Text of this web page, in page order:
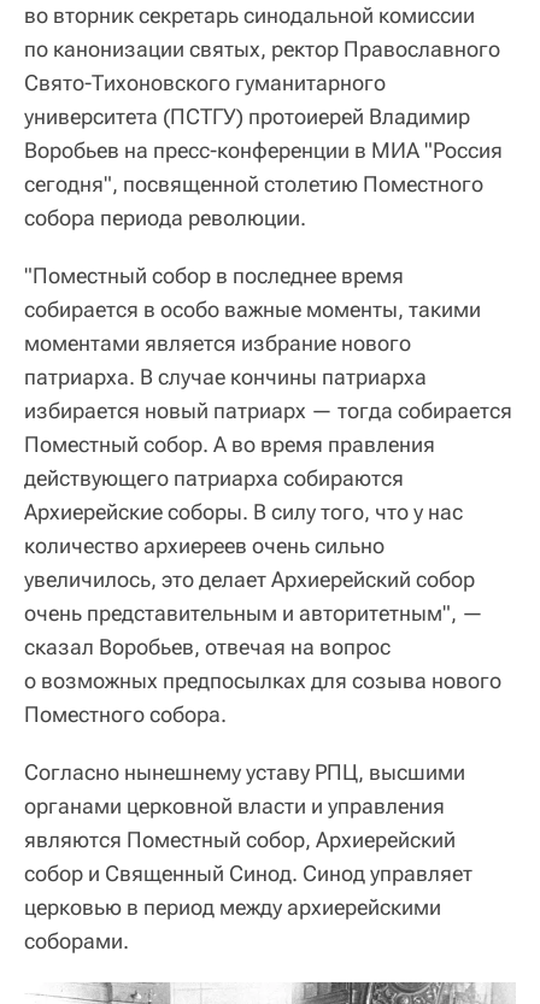
во вторник секретарь синодальной комиссии
по канонизации святых, ректор Православного
Свято-Тихоновского гуманитарного
университета (ПСТГУ) протоиерей Владимир
Воробьев на пресс-конференции в МИА "Россия
сегодня", посвященной столетию Поместного
собора периода революции.
"Поместный собор в последнее время
собирается в особо важные моменты, такими
моментами является избрание нового
патриарха. В случае кончины патриарха
избирается новый патриарх — тогда собирается
Поместный собор. А во время правления
действующего патриарха собираются
Архиерейские соборы. В силу того, что у нас
количество архиереев очень сильно
увеличилось, это делает Архиерейский собор
очень представительным и авторитетным", —
сказал Воробьев, отвечая на вопрос
о возможных предпосылках для созыва нового
Поместного собора.
Согласно нынешнему уставу РПЦ, высшими
органами церковной власти и управления
являются Поместный собор, Архиерейский
собор и Священный Синод. Синод управляет
церковью в период между архиерейскими
соборами.